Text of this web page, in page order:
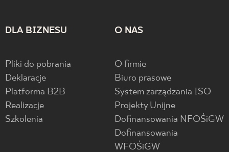
DLA BIZNESU
Pliki do pobrania
Deklaracje
Platforma B2B
Realizacje
Szkolenia
O NAS
O firmie
Biuro prasowe
System zarządzania ISO
Projekty Unijne
Dofinansowania NFOŚiGW
Dofinansowania
WFOŚiGW